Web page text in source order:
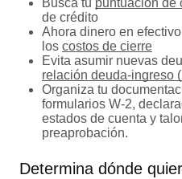
Busca tu puntuación de
de crédito
Ahora dinero en efectivo
los costos de cierre
Evita asumir nuevas
relación deuda-ingreso
Organiza tu
formularios W-2,
estados de cuenta y
preaprobación.
Determina dónde